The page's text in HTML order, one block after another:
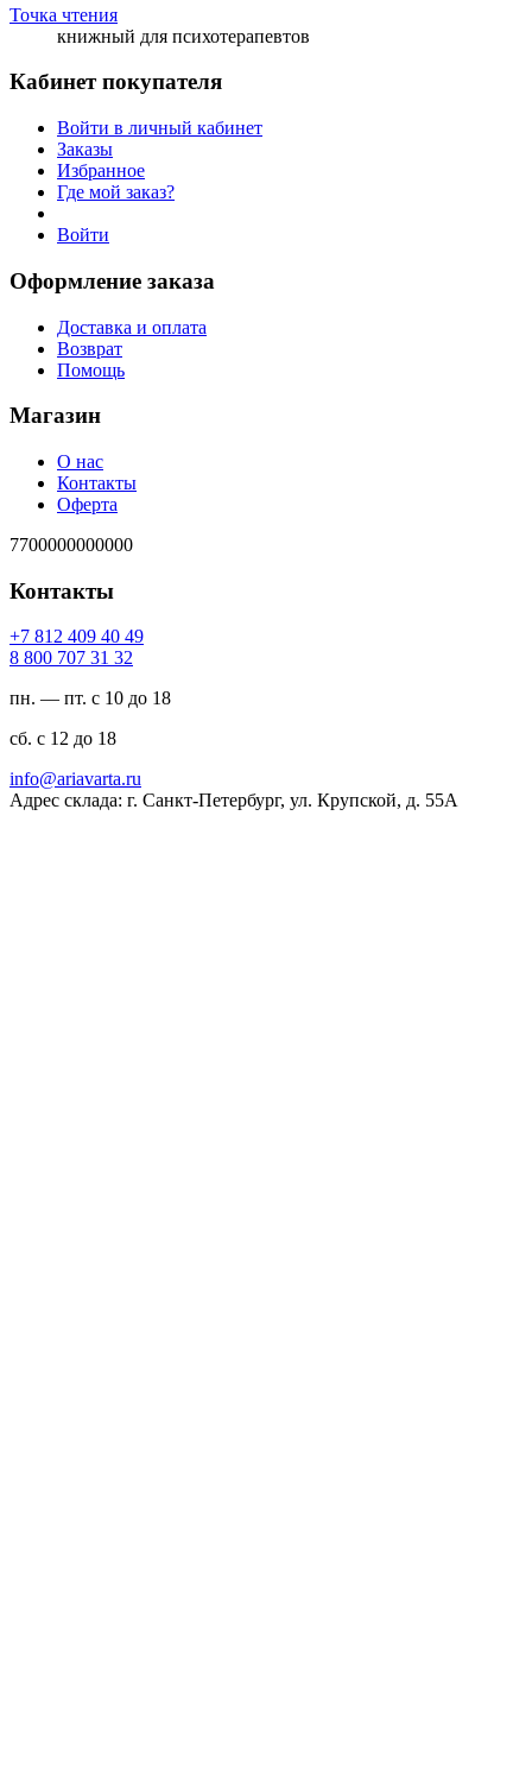
Точка чтения
книжный для психотерапевтов
Кабинет покупателя
Войти в личный кабинет
Заказы
Избранное
Где мой заказ?
Войти
Оформление заказа
Доставка и оплата
Возврат
Помощь
Магазин
О нас
Контакты
Оферта
7700000000000
Контакты
94 04 904 218 7+
23 13 707 008 8
пн. — пт. с 10 до 18
сб. с 12 до 18
ur.atravaira@ofni
Адрес склада: г. Санкт-Петербург, ул. Крупской, д. 55А